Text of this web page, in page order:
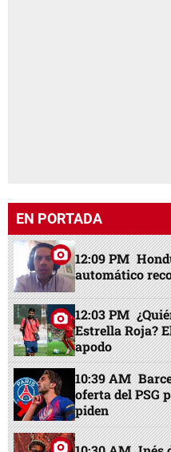
EN PORTADA
12:09 PM
automático
12:03 PM
Estrella Roja?
apodo
10:39 AM
oferta del PSG
piden